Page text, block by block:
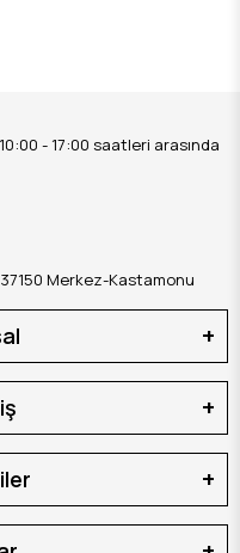
- 17:00 saatleri arasında
Merkez-Kastamonu